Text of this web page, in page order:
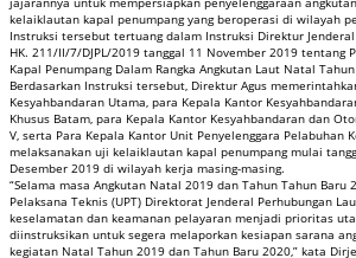
kelaiklautan kapal penumpang yang beroperasi di wilayah
Instruksi tersebut tertuang dalam Instruksi Direktur
HK. 211/II/7/DJPL/2019 tanggal 11 November 2019 tentang
Kapal Penumpang Dalam Rangka Angkutan Laut Natal
Berdasarkan Instruksi tersebut, Direktur Agus
Kesyahbandaran Utama, para Kepala Kantor
Khusus Batam, para Kepala Kantor Kesyahbandaran dan
V, serta Para Kepala Kantor Unit Penyelenggara Pelabuhan
melaksanakan uji kelaiklautan kapal penumpang mulai
Desember 2019 di wilayah kerja masing-masing.
“Selama masa Angkutan Natal 2019 dan Tahun Tahun
Pelaksana Teknis (UPT) Direktorat Jenderal Perhubungan
keselamatan dan keamanan pelayaran menjadi prioritas
diinstruksikan untuk segera melaporkan kesiapan sarana
kegiatan Natal Tahun 2019 dan Tahun Baru 2020,” kata